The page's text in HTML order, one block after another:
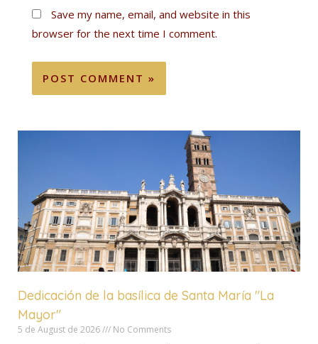
Save my name, email, and website in this
browser for the next time I comment.
Dedicación de la basílica de Santa María "La
Mayor"
5 de August de 2026 No Comments